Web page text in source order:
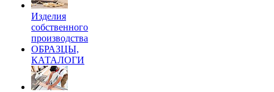
Изделия
собственного
производства
ОБРАЗЦЫ,
КАТАЛОГИ